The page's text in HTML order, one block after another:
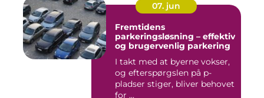
07. jun
Fremtidens
parkeringsløsning – effektiv
og brugervenlig parkering
I takt med at byerne vokser,
og efterspørgslen på p-
pladser stiger, bliver behovet
for ...